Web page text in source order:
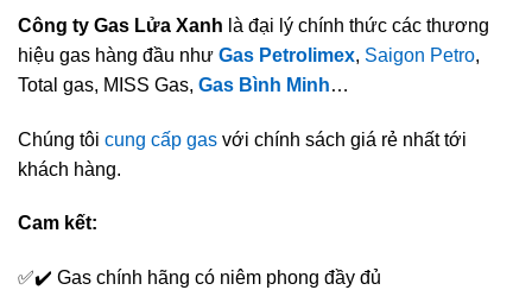
Công ty Gas Lửa Xanh là đại lý chính thức các thương
hiệu gas hàng đầu như Gas Petrolimex, Saigon Petro,
Total gas, MISS Gas, Gas Bình Minh…
Chúng tôi cung cấp gas với chính sách giá rẻ nhất tới
khách hàng.
Cam kết:
✅✔️ Gas chính hãng có niêm phong đầy đủ